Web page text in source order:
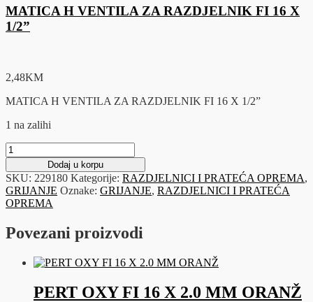
MATICA H VENTILA ZA RAZDJELNIK FI 16 X
1/2”
2,48KM
MATICA H VENTILA ZA RAZDJELNIK FI 16 X 1/2”
1 na zalihi
MATICA
H
VENTILA
ZA
RAZDJELNIK
FI
X
količina
Dodaj u korpu
SKU: 229180 Kategorije: RAZDJELNICI I PRATEĆA OPREMA,
GRIJANJE Oznake: GRIJANJE, RAZDJELNICI I PRATEĆA
OPREMA
Povezani proizvodi
PERT OXY FI 16 X 2.0 MM ORANŽ